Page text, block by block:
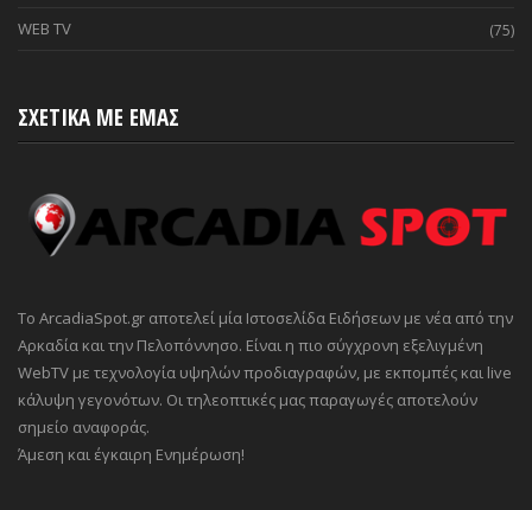
WEB TV (75)
ΣΧΕΤΙΚΑ ΜΕ ΕΜΑΣ
Το ArcadiaSpot.gr αποτελεί μία Ιστοσελίδα Ειδήσεων με νέα από την
Αρκαδία και την Πελοπόννησο. Είναι η πιο σύγχρονη εξελιγμένη
WebTV με τεχνολογία υψηλών προδιαγραφών, με εκπομπές και live
κάλυψη γεγονότων. Οι τηλεοπτικές μας παραγωγές αποτελούν
σημείο αναφοράς.
Άμεση και έγκαιρη Ενημέρωση!